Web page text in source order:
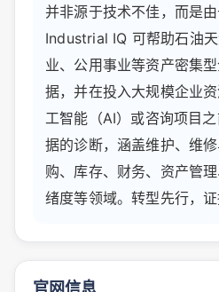
并非源于技术不佳，而是由
Industrial IQ 可帮助石油
业、公用事业等资产密集
据，并在投入大规模企业
工智能（AI）或咨询项目
据的诊断，涵盖维护、维
购、库存、财务、资产管
绪度等领域。转型先行，证
官网信息